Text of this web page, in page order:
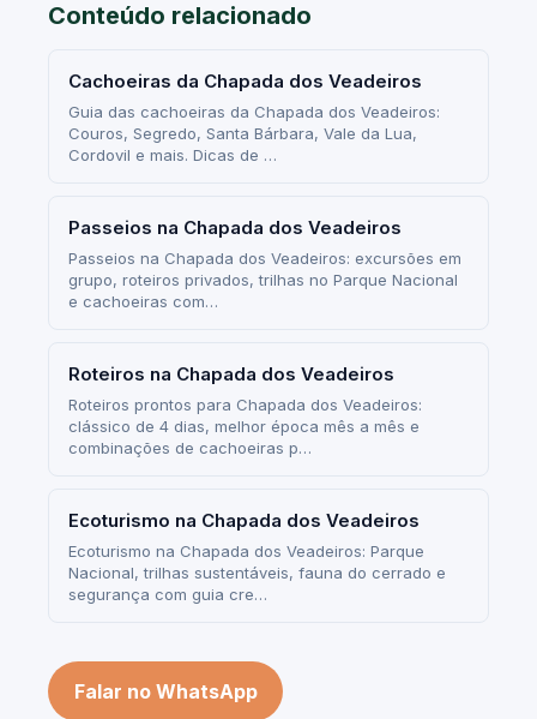
Conteúdo relacionado
Cachoeiras da Chapada dos Veadeiros
Guia das cachoeiras da Chapada dos Veadeiros:
Couros, Segredo, Santa Bárbara, Vale da Lua,
Cordovil e mais. Dicas de …
Passeios na Chapada dos Veadeiros
Passeios na Chapada dos Veadeiros: excursões em
grupo, roteiros privados, trilhas no Parque Nacional
e cachoeiras com…
Roteiros na Chapada dos Veadeiros
Roteiros prontos para Chapada dos Veadeiros:
clássico de 4 dias, melhor época mês a mês e
combinações de cachoeiras p…
Ecoturismo na Chapada dos Veadeiros
Ecoturismo na Chapada dos Veadeiros: Parque
Nacional, trilhas sustentáveis, fauna do cerrado e
segurança com guia cre…
Falar no WhatsApp